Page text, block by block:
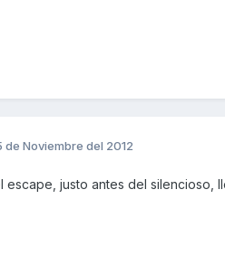
de Noviembre del 2012
escape, justo antes del silencioso,